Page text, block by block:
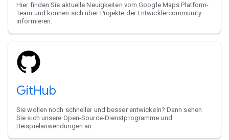
Hier finden Sie aktuelle Neuigkeiten vom Google Maps Platform-
Team und können sich über Projekte der Entwicklercommunity
informieren.
GitHub
Sie wollen noch schneller und besser entwickeln? Dann sehen
Sie sich unsere Open-Source-Dienstprogramme und
Beispielanwendungen an.